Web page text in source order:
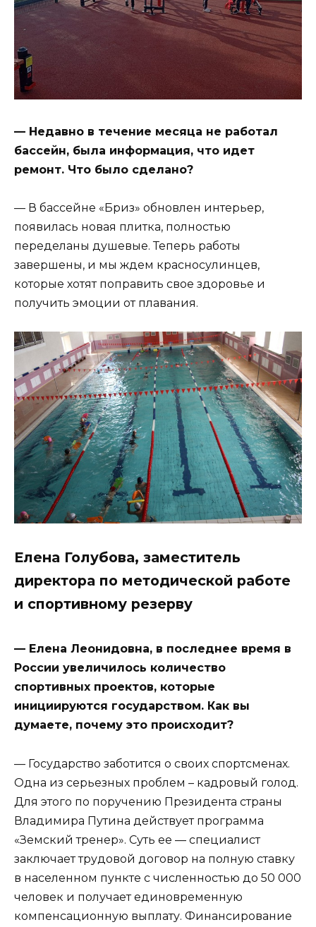
— Недавно в течение месяца не работал
бассейн, была информация, что идет
ремонт. Что было сделано?
— В бассейне «Бриз» обновлен интерьер,
появилась новая плитка, полностью
переделаны душевые. Теперь работы
завершены, и мы ждем красносулинцев,
которые хотят поправить свое здоровье и
получить эмоции от плавания.
Елена Голубова, заместитель
директора по методической работе
и спортивному резерву
— Елена Леонидовна, в последнее время в
России увеличилось количество
спортивных проектов, которые
инициируются государством. Как вы
думаете, почему это происходит?
— Государство заботится о своих спортсменах.
Одна из серьезных проблем – кадровый голод.
Для этого по поручению Президента страны
Владимира Путина действует программа
«Земский тренер». Суть ее — специалист
заключает трудовой договор на полную ставку
в населенном пункте с численностью до 50 000
человек и получает единовременную
компенсационную выплату. Финансирование